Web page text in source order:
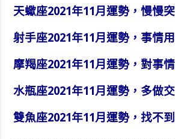
天蠍座2021年11月運勢，慢慢
射手座2021年11月運勢，事情
摩羯座2021年11月運勢，對事
水瓶座2021年11月運勢，多做
雙魚座2021年11月運勢，找不